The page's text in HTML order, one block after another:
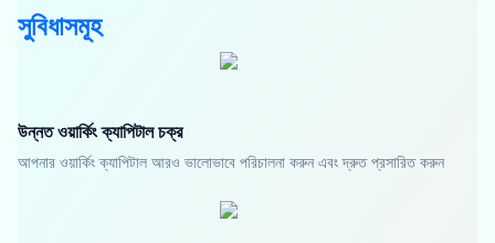
সুবিধাসমূহ
উন্নত ওয়ার্কিং ক্যাপিটাল চক্র
আপনার ওয়ার্কিং ক্যাপিটাল আরও ভালোভাবে পরিচালনা করুন এবং দ্রুত প্রসারিত করুন